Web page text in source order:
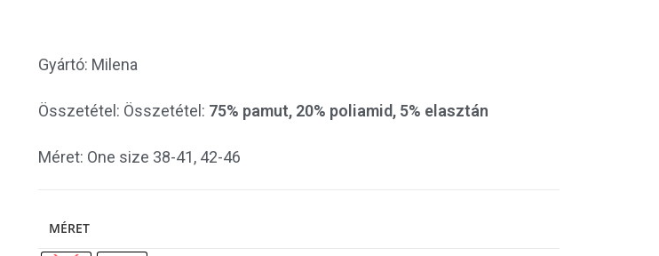
Gyártó: Milena
Összetétel: Összetétel: 75% pamut, 20% poliamid, 5% elasztán
Méret: One size 38-41, 42-46
MÉRET